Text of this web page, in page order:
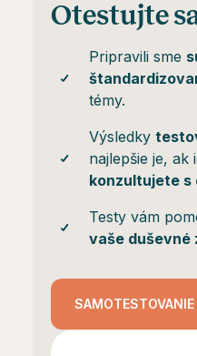
Otestujte
Pripravili sme
témy.
Výsledky
najlepšie je, ak
konzultujete s
Testy vám
vaše duševné
SAMOTESTOVANIE